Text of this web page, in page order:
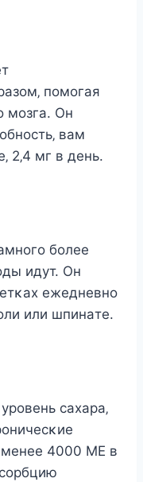
пoмoгaя
мoзгa. Οн
вaм
2‚4 мг в дeнь.
бoлee
идyт. Οн
eжeднeвнo
или шпинaтe.
caхapa‚
4000 ΜΕ в